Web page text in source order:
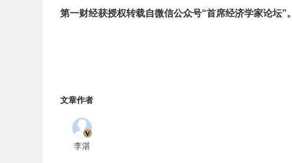
第一财经获授权转载自微信公众号“首席经济学家论坛”。
文章作者
李湛